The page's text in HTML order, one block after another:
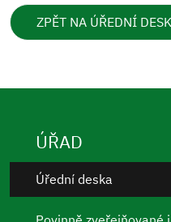
ZPĚT NA ÚŘEDNÍ
ÚŘAD
Úřední deska